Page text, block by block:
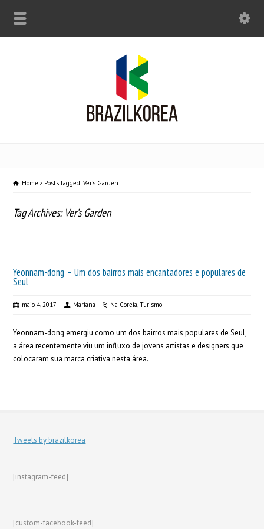
Home Posts tagged: Ver’s Garden
Tag Archives: Ver’s Garden
Yeonnam-dong – Um dos bairros mais encantadores e populares de
Seul
maio 4, 2017 Mariana Na Coreia,Turismo
Yeonnam-dong emergiu como um dos bairros mais populares de Seul,
a área recentemente viu um influxo de jovens artistas e designers que
colocaram sua marca criativa nesta área.
Tweets by brazilkorea
[instagram-feed]
[custom-facebook-feed]